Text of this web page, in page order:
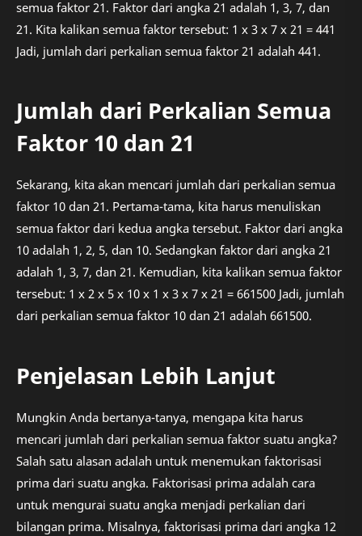
semua faktor 21. Faktor dari angka 21 adalah 1, 3, 7, dan
21. Kita kalikan semua faktor tersebut: 1 x 3 x 7 x 21 = 441
Jadi, jumlah dari perkalian semua faktor 21 adalah 441.
Jumlah dari Perkalian Semua
Faktor 10 dan 21
Sekarang, kita akan mencari jumlah dari perkalian semua
faktor 10 dan 21. Pertama-tama, kita harus menuliskan
semua faktor dari kedua angka tersebut. Faktor dari angka
10 adalah 1, 2, 5, dan 10. Sedangkan faktor dari angka 21
adalah 1, 3, 7, dan 21. Kemudian, kita kalikan semua faktor
tersebut: 1 x 2 x 5 x 10 x 1 x 3 x 7 x 21 = 661500 Jadi, jumlah
dari perkalian semua faktor 10 dan 21 adalah 661500.
Penjelasan Lebih Lanjut
Mungkin Anda bertanya-tanya, mengapa kita harus
mencari jumlah dari perkalian semua faktor suatu angka?
Salah satu alasan adalah untuk menemukan faktorisasi
prima dari suatu angka. Faktorisasi prima adalah cara
untuk mengurai suatu angka menjadi perkalian dari
bilangan prima. Misalnya, faktorisasi prima dari angka 12